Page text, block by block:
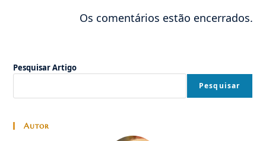
Os comentários estão encerrados.
Pesquisar Artigo
Pesquisar
Autor